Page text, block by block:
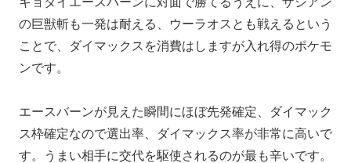
の巨獣斬も一発は耐える、ウーラオスとも戦えるという
ことで、ダイマックスを消費はしますが入れ得のポケモ
ンです。
エースバーンが見えた瞬間にほぼ先発確定、ダイマック
ス枠確定なので選出率、ダイマックス率が非常に高いで
す。うまい相手に交代を駆使されるのが最も辛いです。